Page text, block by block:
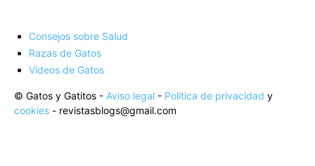
Consejos sobre Salud
Razas de Gatos
Vídeos de Gatos
© Gatos y Gatitos - Aviso legal - Política de privacidad y
cookies - revistasblogs@gmail.com